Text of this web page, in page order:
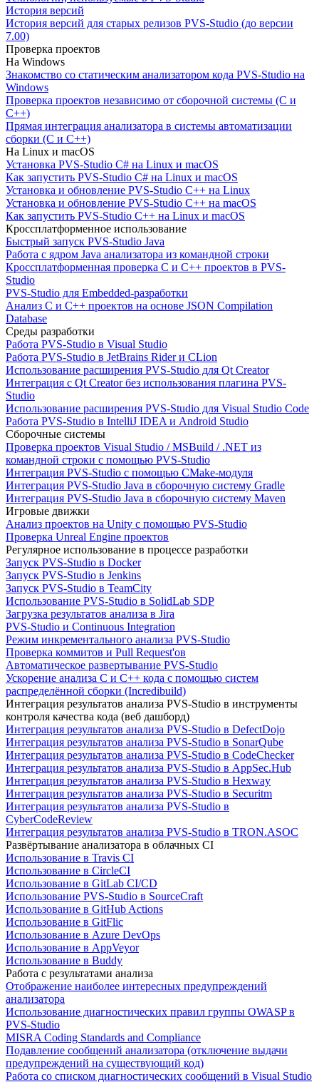
История версий
История версий для старых релизов PVS-Studio (до версии
7.00)
Проверка проектов
На Windows
Знакомство со статическим анализатором кода PVS-Studio на
Windows
Проверка проектов независимо от сборочной системы (C и
C++)
Прямая интеграция анализатора в системы автоматизации
сборки (C и C++)
На Linux и macOS
Установка PVS-Studio C# на Linux и macOS
Как запустить PVS-Studio C# на Linux и macOS
Установка и обновление PVS-Studio C++ на Linux
Установка и обновление PVS-Studio C++ на macOS
Как запустить PVS-Studio C++ на Linux и macOS
Кроссплатформенное использование
Быстрый запуск PVS-Studio Java
Работа с ядром Java анализатора из командной строки
Кроссплатформенная проверка C и C++ проектов в PVS-
Studio
PVS-Studio для Embedded-разработки
Анализ C и C++ проектов на основе JSON Compilation
Database
Среды разработки
Работа PVS-Studio в Visual Studio
Работа PVS-Studio в JetBrains Rider и CLion
Использование расширения PVS-Studio для Qt Creator
Интеграция с Qt Creator без использования плагина PVS-
Studio
Использование расширения PVS-Studio для Visual Studio Code
Работа PVS-Studio в IntelliJ IDEA и Android Studio
Сборочные системы
Проверка проектов Visual Studio / MSBuild / .NET из
командной строки с помощью PVS-Studio
Интеграция PVS-Studio с помощью CMake-модуля
Интеграция PVS-Studio Java в сборочную систему Gradle
Интеграция PVS-Studio Java в сборочную систему Maven
Игровые движки
Анализ проектов на Unity с помощью PVS-Studio
Проверка Unreal Engine проектов
Регулярное использование в процессе разработки
Запуск PVS-Studio в Docker
Запуск PVS-Studio в Jenkins
Запуск PVS-Studio в TeamCity
Использование PVS-Studio в SolidLab SDP
Загрузка результатов анализа в Jira
PVS-Studio и Continuous Integration
Режим инкрементального анализа PVS-Studio
Проверка коммитов и Pull Request'ов
Автоматическое развертывание PVS-Studio
Ускорение анализа C и C++ кода с помощью систем
распределённой сборки (Incredibuild)
Интеграция результатов анализа PVS-Studio в инструменты
контроля качества кода (веб дашборд)
Интеграция результатов анализа PVS-Studio в DefectDojo
Интеграция результатов анализа PVS-Studio в SonarQube
Интеграция результатов анализа PVS-Studio в CodeChecker
Интеграция результатов анализа PVS-Studio в AppSec.Hub
Интеграция результатов анализа PVS-Studio в Hexway
Интеграция результатов анализа PVS-Studio в Securitm
Интеграция результатов анализа PVS-Studio в
CyberCodeReview
Интеграция результатов анализа PVS-Studio в TRON.ASOC
Развёртывание анализатора в облачных CI
Использование в Travis CI
Использование в CircleCI
Использование в GitLab CI/CD
Использование PVS-Studio в SourceCraft
Использование в GitHub Actions
Использование в GitFlic
Использование в Azure DevOps
Использование в AppVeyor
Использование в Buddy
Работа с результатами анализа
Отображение наиболее интересных предупреждений
анализатора
Использование диагностических правил группы OWASP в
PVS-Studio
MISRA Coding Standards and Compliance
Подавление сообщений анализатора (отключение выдачи
предупреждений на существующий код)
Работа со списком диагностических сообщений в Visual Studio